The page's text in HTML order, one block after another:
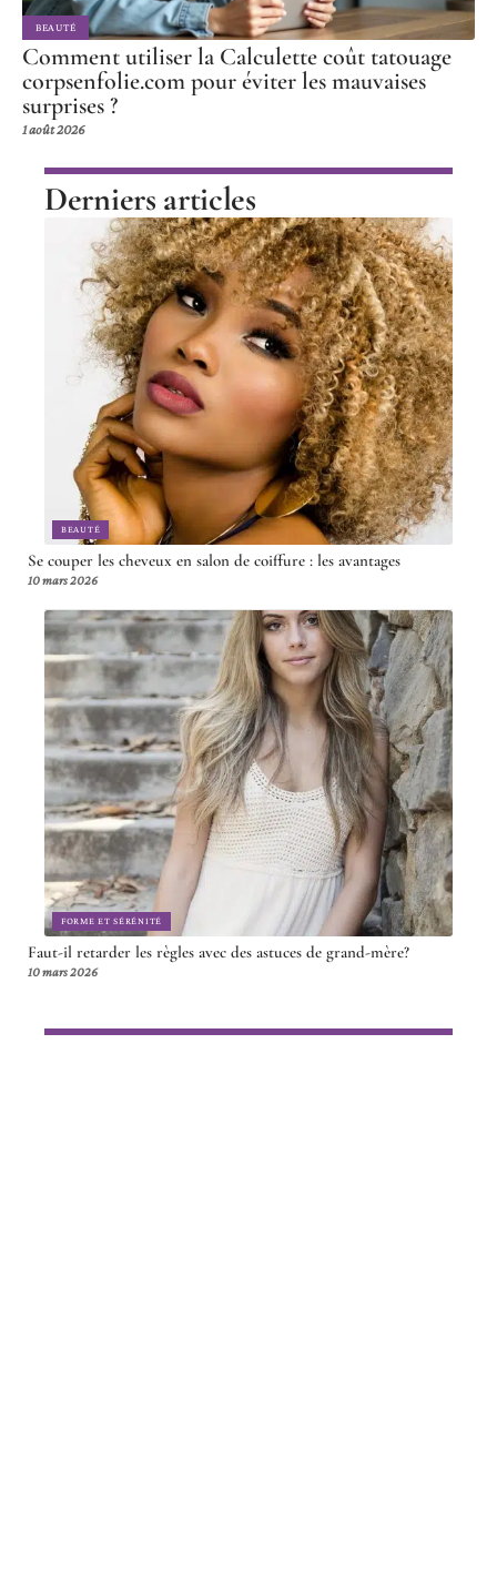
BEAUTÉ
Comment utiliser la Calculette coût tatouage
corpsenfolie.com pour éviter les mauvaises
surprises ?
1 août 2026
Derniers articles
BEAUTÉ
Se couper les cheveux en salon de coiffure : les avantages
10 mars 2026
FORME ET SÉRÉNITÉ
Faut-il retarder les règles avec des astuces de grand-mère?
10 mars 2026